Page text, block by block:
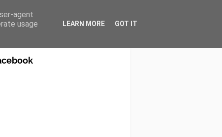
agent
usage
LEARN MORE GOT IT